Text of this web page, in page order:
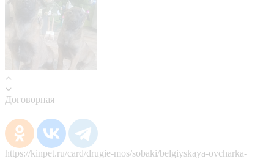
Договорная
https://kinpet.ru/card/drugie-mos/sobaki/belgiyskaya-ovcharka-